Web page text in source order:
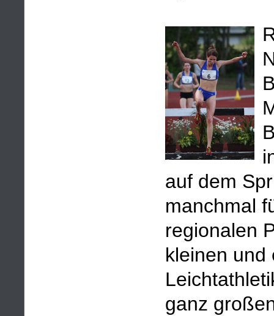
auf dem
manchmal
regionalen
kleinen und
ganz